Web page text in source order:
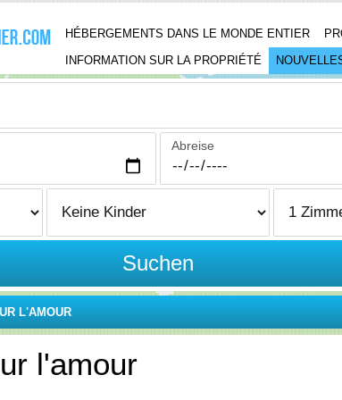
HÉBERGEMENTS DANS LE MONDE ENTIER
INFORMATION SUR LA PROPRIÉTÉ
Abreise
Suchen
L'AMOUR
l'amour